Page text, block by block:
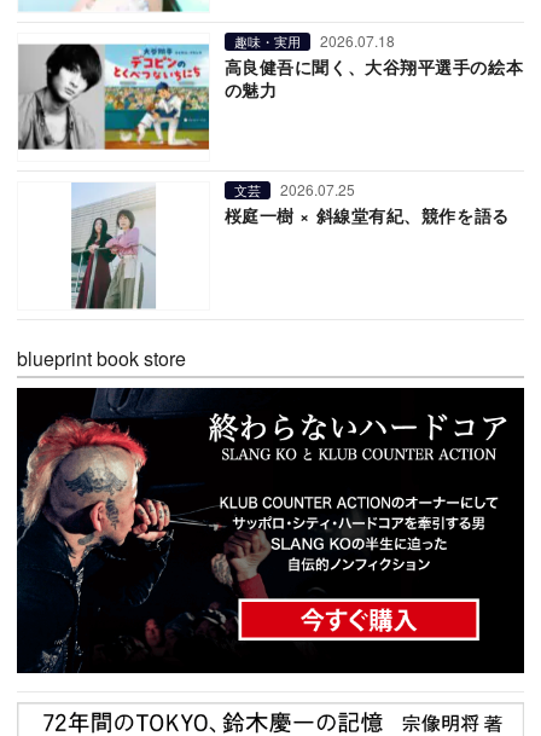
趣味・実用 2026.07.18
高良健吾に聞く、大谷翔平選手の絵本
の魅力
文芸 2026.07.25
桜庭一樹 × 斜線堂有紀、競作を語る
blueprint book store